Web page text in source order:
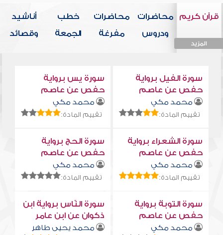
قرآن كريم
المزيد
محاضرات
ودروس
محاضرات
مفرغة
خطب
الجمعة
أناشيد
وقصائد
سورة الفيل برواية
حفص عن عاصم
محمد مكي
تقييم المادة:
سورة يس برواية
حفص عن عاصم
محمد مكي
تقييم المادة:
سورة الشعراء برواية
حفص عن عاصم
محمد مكي
تقييم المادة:
سورة الحج برواية
حفص عن عاصم
محمد مكي
تقييم المادة:
سورة التوبة برواية
حفص عن عاصم
محمد مكي
سورة النّاس برواية ابن
ذكوان عن ابن عامر
محمد يحيى طاهر